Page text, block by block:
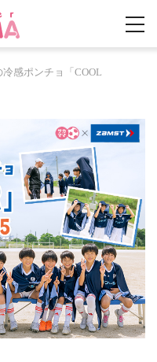
感ポンチョ「COOL